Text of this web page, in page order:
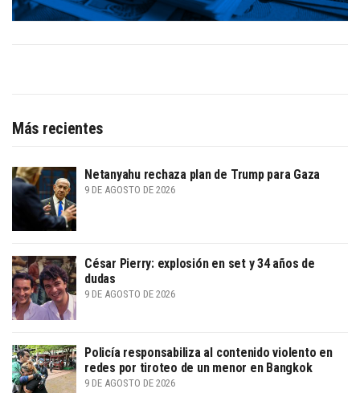
Más recientes
Netanyahu rechaza plan de Trump para Gaza
9 DE AGOSTO DE 2026
César Pierry: explosión en set y 34 años de
dudas
9 DE AGOSTO DE 2026
Policía responsabiliza al contenido violento en
redes por tiroteo de un menor en Bangkok
9 DE AGOSTO DE 2026